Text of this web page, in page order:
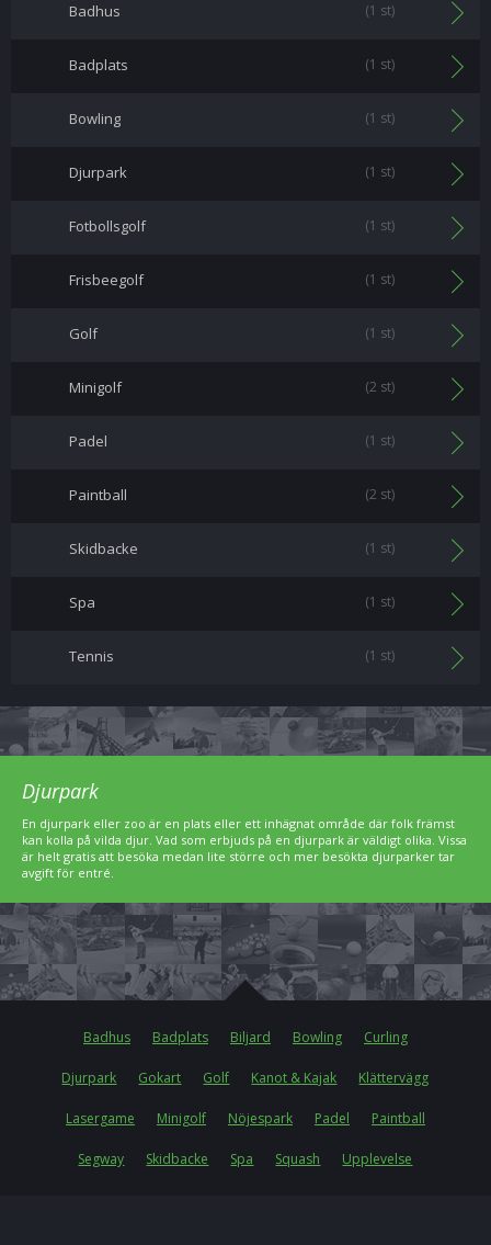
Badhus (1 st)
Badplats (1 st)
Bowling (1 st)
Djurpark (1 st)
Fotbollsgolf (1 st)
Frisbeegolf (1 st)
Golf (1 st)
Minigolf (2 st)
Padel (1 st)
Paintball (2 st)
Skidbacke (1 st)
Spa (1 st)
Tennis (1 st)
Djurpark
En djurpark eller zoo är en plats eller ett inhägnat område där folk främst
kan kolla på vilda djur. Vad som erbjuds på en djurpark är väldigt olika. Vissa
är helt gratis att besöka medan lite större och mer besökta djurparker tar
avgift för entré.
Badhus Badplats Biljard Bowling Curling
Djurpark Gokart Golf Kanot & Kajak Klättervägg
Lasergame Minigolf Nöjespark Padel Paintball
Segway Skidbacke Spa Squash Upplevelse